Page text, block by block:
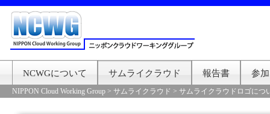
NCWGについて サムライクラウド 報告書 参
NIPPON Cloud Working Group > サムライクラウド > サムライクラウドロゴにつ